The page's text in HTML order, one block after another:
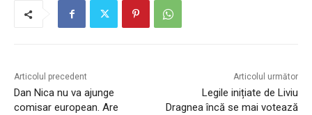
Articolul precedent
Dan Nica nu va ajunge
comisar european. Are
Articolul următor
Legile inițiate de Liviu
Dragnea încă se mai votează